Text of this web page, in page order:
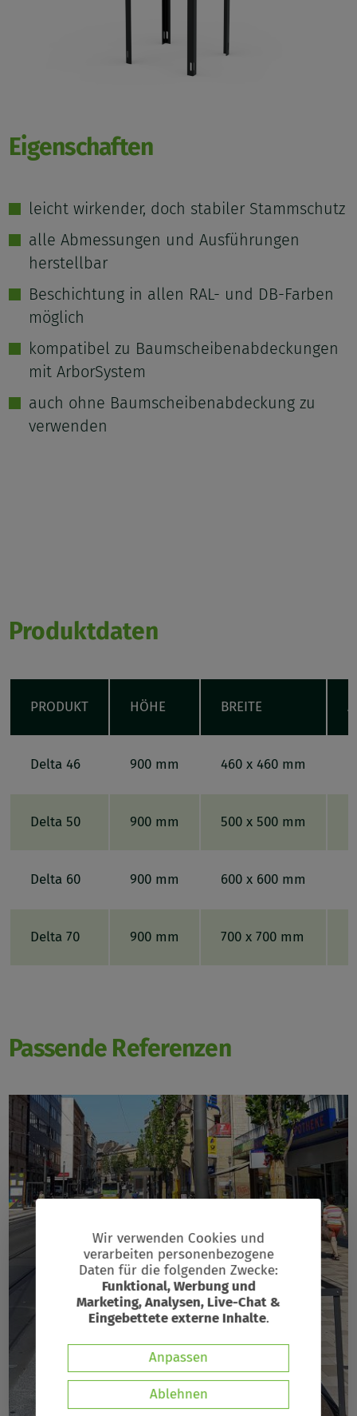
Suchbegriff
Eigenschaften
leicht wirkender, doch stabiler Stammschutz
alle Abmessungen und Ausführungen
herstellbar
Beschichtung in allen RAL- und DB-Farben
möglich
kompatibel zu Baumscheibenabdeckungen
mit ArborSystem
auch ohne Baumscheibenabdeckung zu
verwenden
Produktdaten
PRODUKT HÖHE BREITE
Delta 46 900 mm 460 x 460 mm
Delta 50 900 mm 500 x 500 mm
Delta 60 900 mm 600 x 600 mm
Delta 70 900 mm 700 x 700 mm
Passende Referenzen
Verwendung
von
personenbezogenen
Daten
und
Cookies
Wir verwenden Cookies und
verarbeiten personenbezogene
Daten für die folgenden Zwecke:
Funktional, Werbung und
Marketing, Analysen, Live-Chat &
Eingebettete externe Inhalte.
Anpassen
Ablehnen